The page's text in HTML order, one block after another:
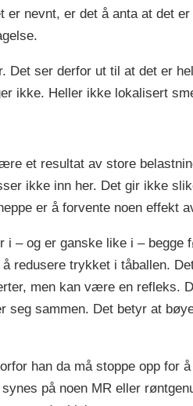
er nevnt, er det å anta at det
Det ser derfor ut til at det er
ikke. Heller ikke lokalisert
et resultat av store
ikke inn her. Det gir ikke
er å forvente noen effekt
i – og er ganske like i –
redusere trykket i tåballen.
men kan være en refleks.
seg sammen. Det betyr at
han da må stoppe opp
på noen MR eller